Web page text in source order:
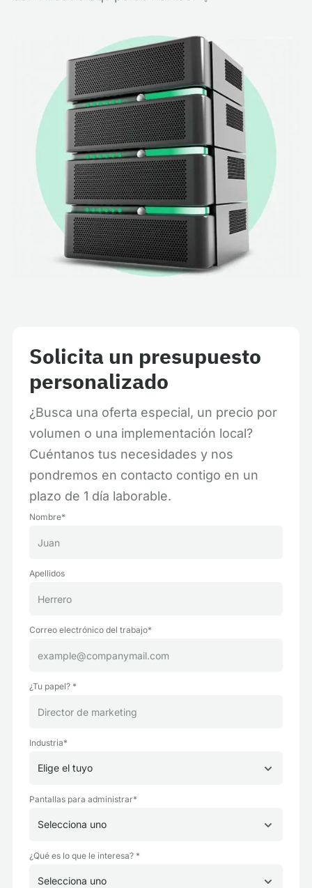
Solicita un presupuesto
personalizado
¿Busca una oferta especial, un precio por
volumen o una implementación local?
Cuéntanos tus necesidades y nos
pondremos en contacto contigo en un
plazo de 1 día laborable.
Nombre*
Apellidos
Correo electrónico del trabajo*
¿Tu papel? *
Industria*
Pantallas para administrar*
¿Qué es lo que le interesa? *